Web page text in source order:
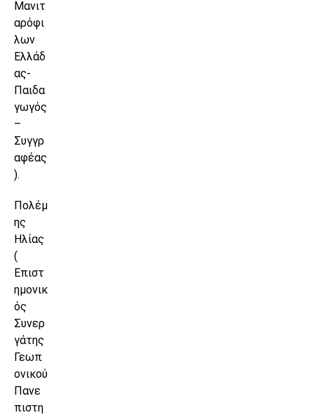
Μανιτ
αρόφι
λων
Ελλάδ
ας-
Παιδα
γωγός
–
Συγγρ
αφέας
).
Πολέμ
ης
Ηλίας
(
Επιστ
ημονικ
ός
Συνερ
γάτης
Γεωπ
ονικού
Πανε
πιστη